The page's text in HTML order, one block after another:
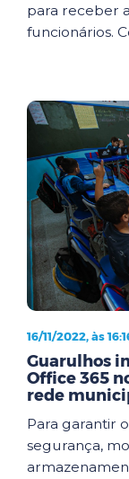
para receber
funcionários.
16/11/2022, às
Guarulhos
Office 365
rede
Para garantir
segurança,